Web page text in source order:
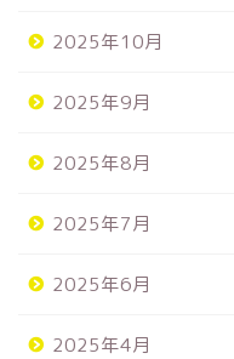
2025年10月
2025年9月
2025年8月
2025年7月
2025年6月
2025年4月